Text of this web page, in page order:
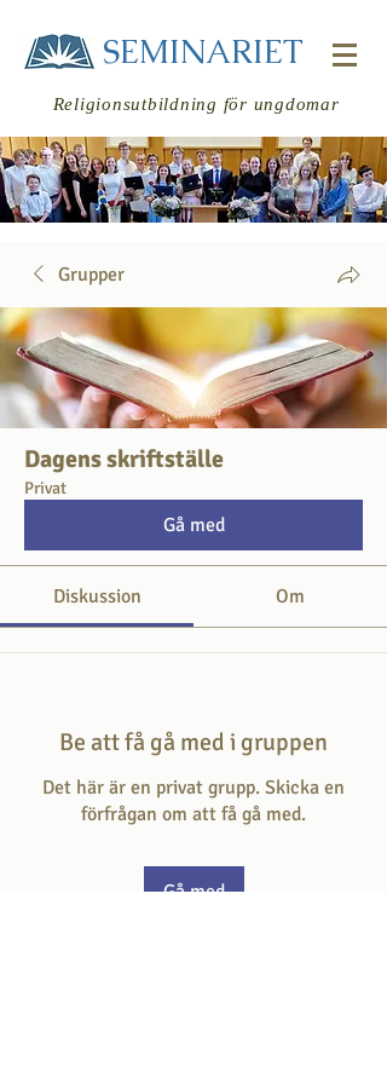
SEMINARIET
Religionsutbildning för ungdomar
Grupper
Dagens skriftställe
Privat
Gå med
Diskussion Om
Be att få gå med i gruppen
Det här är en privat grupp. Skicka en
förfrågan om att få gå med.
Gå med